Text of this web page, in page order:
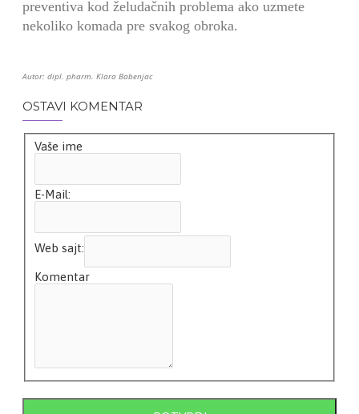
preventiva kod želudačnih problema ako uzmete
nekoliko komada pre svakog obroka.
Autor: dipl. pharm. Klara Babenjac
OSTAVI KOMENTAR
Vaše ime
E-Mail:
Web sajt:
Komentar